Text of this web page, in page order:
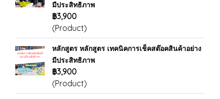
มีประสิทธิภาพ
฿3,900
(Product)
หลักสูตร หลักสูตร เทคนิคการเช็คสต๊อคสินค้าอย่าง
มีประสิทธิภาพ
฿3,900
(Product)